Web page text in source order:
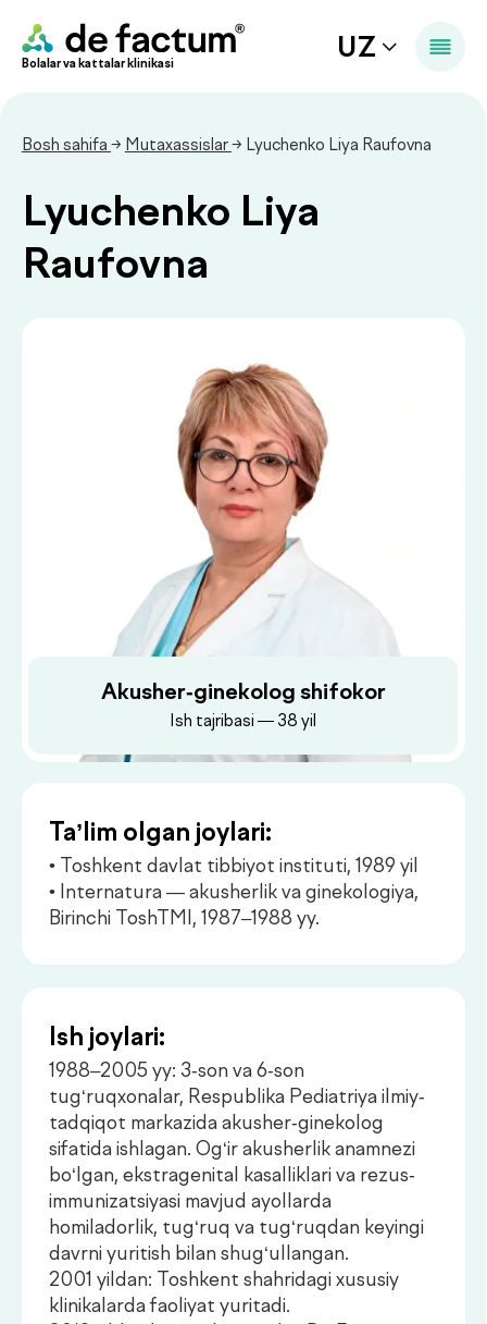
Bolalar va kattalar klinikasi
Raufovna
• Toshkent davlat tibbiyot instituti, 1989 yil
• Internatura — akusherlik va ginekologiya,
Ish joylari:
Malaka oshirish:
1988–2005 yy: 3-son va 6-son
tug‘ruqxonalar, Respublika Pediatriya ilmiy-
tadqiqot markazida akusher-ginekolog
sifatida ishlagan. Og‘ir akusherlik anamnezi
2001 yildan: Toshkent shahridagi xususiy
klinikalarda faoliyat yuritadi.
2019 yildan hozirgi kungacha: De Factum
klinikasida qabul olib boradi.
2025 — “Ginekologik amaliyotda
giperplastik jarayonlar diagnostikasi va
davolashiga zamonaviy yondashuv”
ilmiy-amaliy konferensiyasida ishtirok,
Toshkent
2023 — “Updated Approaches to
Management of Vulvar and Vaginal
Akusher-ginekolog shifokor
Ish tajribasi — 38 yil